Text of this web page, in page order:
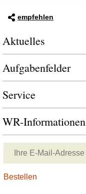
empfehlen
Aktuelles
Aufgabenfelder
Service
WR-Informationen